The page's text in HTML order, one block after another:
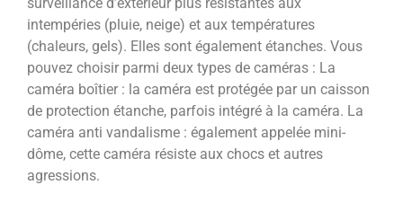
intempéries (pluie, neige) et aux températures
(chaleurs, gels). Elles sont également étanches. Vous
pouvez choisir parmi deux types de caméras : La
caméra boîtier : la caméra est protégée par un caisson
de protection étanche, parfois intégré à la caméra. La
caméra anti vandalisme : également appelée mini-
dôme, cette caméra résiste aux chocs et autres
agressions.